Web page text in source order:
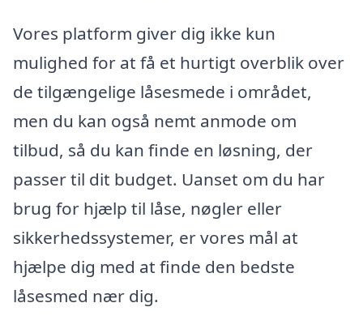
Vores platform giver dig ikke kun
mulighed for at få et hurtigt overblik over
de tilgængelige låsesmede i området,
men du kan også nemt anmode om
tilbud, så du kan finde en løsning, der
passer til dit budget. Uanset om du har
brug for hjælp til låse, nøgler eller
sikkerhedssystemer, er vores mål at
hjælpe dig med at finde den bedste
låsesmed nær dig.